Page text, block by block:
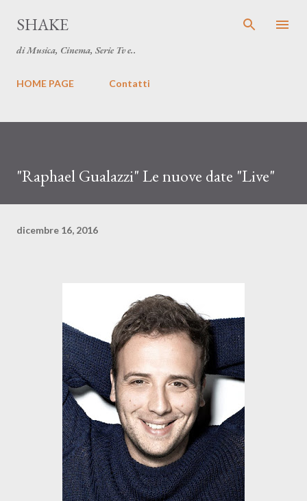
SHAKE
di Musica, Cinema, Serie Tv e..
HOME PAGE Contatti
"Raphael Gualazzi" Le nuove date "Live"
dicembre 16, 2016